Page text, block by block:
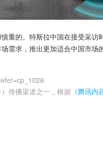
重的。特斯拉中国在接受采访
需求，推出更加适合中国市场
传播渠道之一，根据 《腾讯内